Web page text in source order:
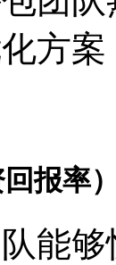
方
报率
能